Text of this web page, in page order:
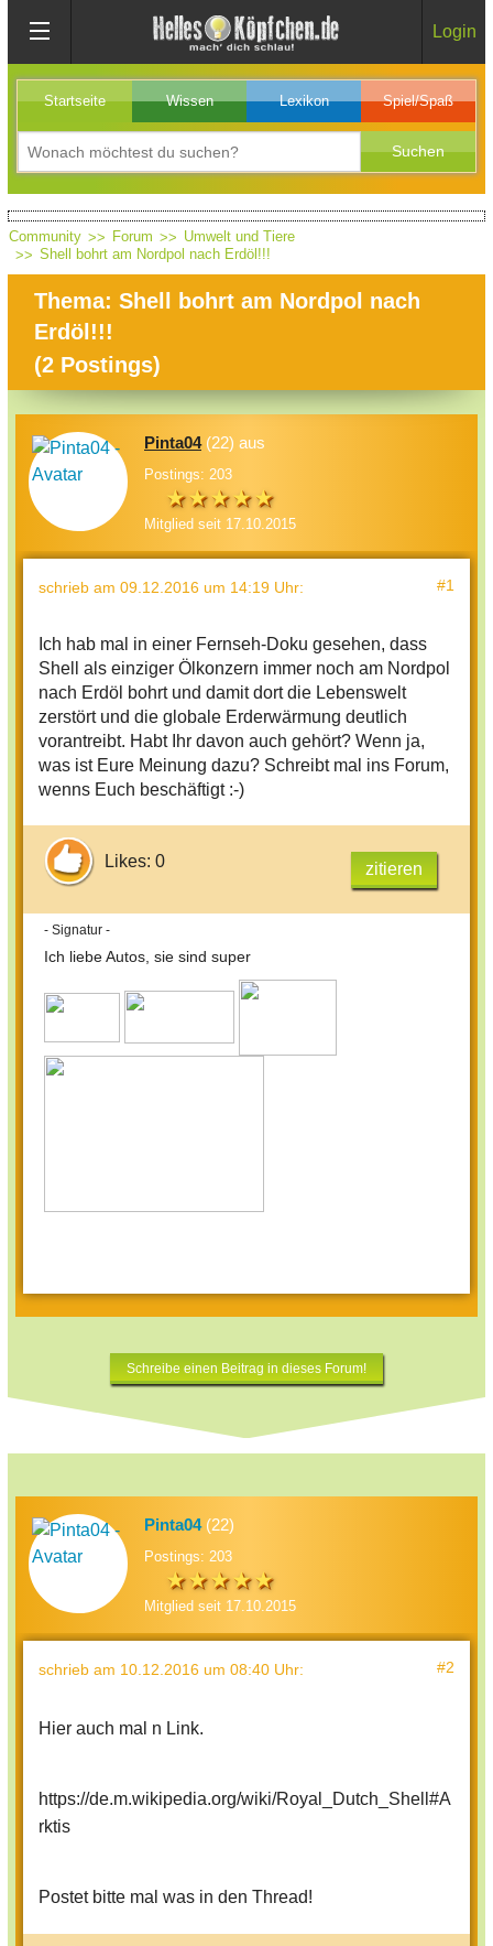
Login
Startseite Wissen Lexikon Spiel/Spaß
Community Forum
Umwelt und Tiere
Shell bohrt am Nordpol nach Erdöl!!!
Thema: Shell bohrt am Nordpol nach
Erdöl!!!
(2 Postings)
Pinta04(22) aus
Postings: 203
Mitglied seit 17.10.2015
schrieb am 09.12.2016 um 14:19 Uhr: #1
Ich hab mal in einer Fernseh-Doku gesehen, dass
Shell als einziger Ölkonzern immer noch am Nordpol
nach Erdöl bohrt und damit dort die Lebenswelt
zerstört und die globale Erderwärmung deutlich
vorantreibt. Habt Ihr davon auch gehört? Wenn ja,
was ist Eure Meinung dazu? Schreibt mal ins Forum,
wenns Euch beschäftigt :-)
Likes: 0 zitieren
- Signatur -
Ich liebe Autos, sie sind super​
Schreibe einen Beitrag in dieses Forum!
Pinta04(22)
Postings: 203
Mitglied seit 17.10.2015
schrieb am 10.12.2016 um 08:40 Uhr: #2
Hier auch mal n Link.
https://de.m.wikipedia.org/wiki/Royal_Dutch_Shell#A
rktis
Postet bitte mal was in den Thread!